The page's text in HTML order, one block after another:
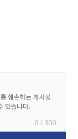
0 / 300